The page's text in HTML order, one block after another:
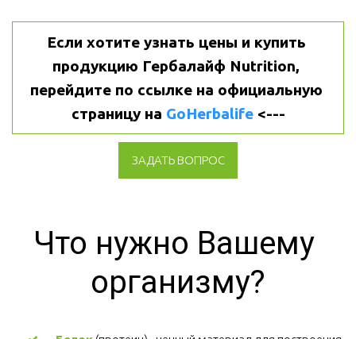
Если хотите узнать цены и купить
продукцию Гербалайф Nutrition,
перейдите по ссылке на официальную
страницу на GoHerbalife <---
ЗАДАТЬ ВОПРОС
Что нужно Вашему
организму?